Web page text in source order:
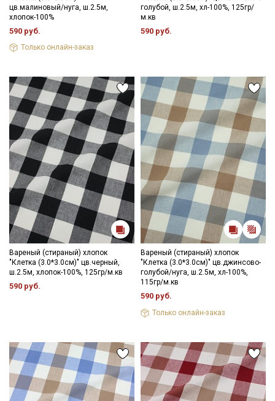
усадка до 7%.
белья и одежды для взрослых и детей. Изделия с каждой
стиркой становятся более мягкими и бархатистыми.
постирайте отрез при температуре дальнейших стирок, не
выше 40C, для исключения усадки ткани в готовом изделии.
Уход:
- стирка до 30-40C;
- противопоказано употребление отбеливателей;
- сушить в расправленном, подвешенном состоянии (не
пересушивать).
Цветопередача может отличаться от оригинального цвета
ткани в зависимости от настроек вашего монитора и в
зависимости от партии тон ткани может отлича
цв.малиновый/нуга, ш.2.5м,
хлопок-100%
590 руб.
Только онлайн-заказ
голубой, ш.2.5м, хл-100%, 125гр/
м.кв
590 руб.
Вареный (стираный) хлопок
"Клетка (3.0*3.0см)" цв.черный,
ш.2.5м, хлопок-100%, 125гр/м.кв
590 руб.
Вареный (стираный) хлопок
"Клетка (3.0*3.0см)" цв.джинсово-
голубой/нуга, ш.2.5м, хл-100%,
115гр/м.кв
590 руб.
Только онлайн-заказ